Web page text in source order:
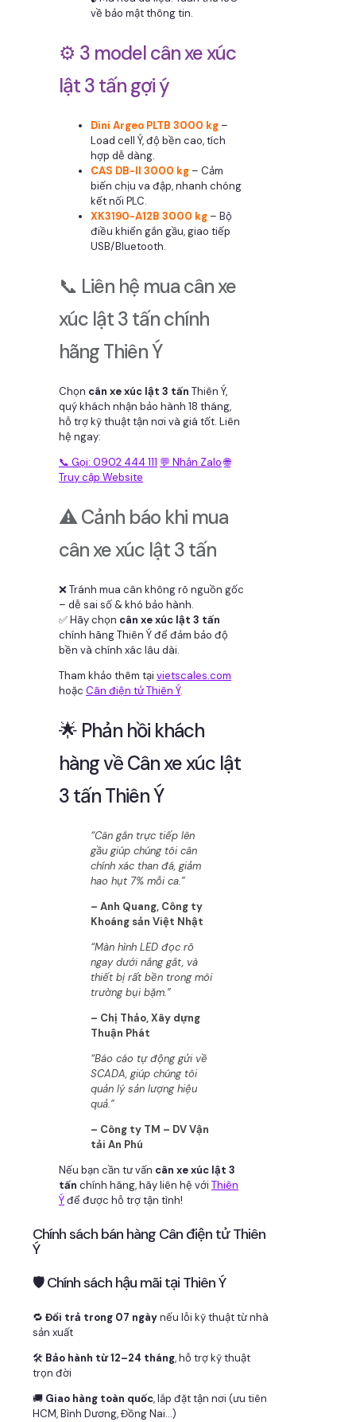
về bảo mật thông tin.
⚙️ 3 model cân xe xúc
lật 3 tấn gợi ý
Dini Argeo PLTB 3000 kg –
Load cell Ý, độ bền cao, tích
hợp dễ dàng.
CAS DB-II 3000 kg – Cảm
biến chịu va đập, nhanh chóng
kết nối PLC.
XK3190-A12B 3000 kg – Bộ
điều khiển gắn gầu, giao tiếp
USB/Bluetooth.
📞 Liên hệ mua cân xe
xúc lật 3 tấn chính
hãng Thiên Ý
Chọn cân xe xúc lật 3 tấn Thiên Ý,
quý khách nhận bảo hành 18 tháng,
hỗ trợ kỹ thuật tận nơi và giá tốt. Liên
hệ ngay:
📞 Gọi: 0902 444 111 💬 Nhắn Zalo 🌐
Truy cập Website
⚠️ Cảnh báo khi mua
cân xe xúc lật 3 tấn
❌ Tránh mua cân không rõ nguồn gốc
– dễ sai số & khó bảo hành.
✅ Hãy chọn cân xe xúc lật 3 tấn
chính hãng Thiên Ý để đảm bảo độ
bền và chính xác lâu dài.
Tham khảo thêm tại vietscales.com
hoặc Cân điện tử Thiên Ý.
🌟 Phản hồi khách
hàng về Cân xe xúc lật
3 tấn Thiên Ý
“Cân gắn trực tiếp lên
gầu giúp chúng tôi cân
chính xác than đá, giảm
hao hụt 7% mỗi ca.”
– Anh Quang, Công ty
Khoáng sản Việt Nhật
“Màn hình LED đọc rõ
ngay dưới nắng gắt, và
thiết bị rất bền trong môi
trường bụi bặm.”
– Chị Thảo, Xây dựng
Thuận Phát
“Báo cáo tự động gửi về
SCADA, giúp chúng tôi
quản lý sản lượng hiệu
quả.”
– Công ty TM – DV Vận
tải An Phú
Nếu bạn cần tư vấn cân xe xúc lật 3
tấn chính hãng, hãy liên hệ với Thiên
Ýđể được hỗ trợ tận tình!
Chính sách bán hàng Cân điện tử Thiên
Ý
🛡 Chính sách hậu mãi tại Thiên Ý
🔁 Đổi trả trong 07 ngàynếu lỗi kỹ thuật từ nhà
sản xuất
🛠 Bảo hành từ 12–24 tháng, hỗ trợ kỹ thuật
trọn đời
🚚 Giao hàng toàn quốc, lắp đặt tận nơi (ưu tiên
HCM, Bình Dương, Đồng Nai…)